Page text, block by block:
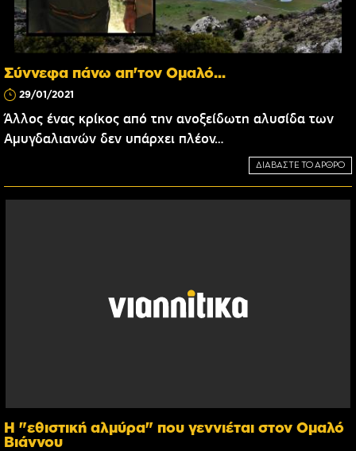
Σύννεφα πάνω απ'τον Ομαλό...
29/01/2021
Άλλος ένας κρίκος από την ανοξείδωτη αλυσίδα των
Αμυγδαλιανών δεν υπάρχει πλέον…
ΔΙΑΒΑΣΤΕ ΤΟ ΑΡΘΡΟ
Η "εθιστική αλμύρα" που γεννιέται στον Ομαλό
Βιάννου